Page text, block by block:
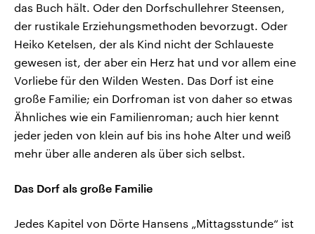
das Buch hält. Oder den Dorfschullehrer Steensen,
der rustikale Erziehungsmethoden bevorzugt. Oder
Heiko Ketelsen, der als Kind nicht der Schlaueste
gewesen ist, der aber ein Herz hat und vor allem eine
Vorliebe für den Wilden Westen. Das Dorf ist eine
große Familie; ein Dorfroman ist von daher so etwas
Ähnliches wie ein Familienroman; auch hier kennt
jeder jeden von klein auf bis ins hohe Alter und weiß
mehr über alle anderen als über sich selbst.
Das Dorf als große Familie
Jedes Kapitel von Dörte Hansens „Mittagsstunde“ ist